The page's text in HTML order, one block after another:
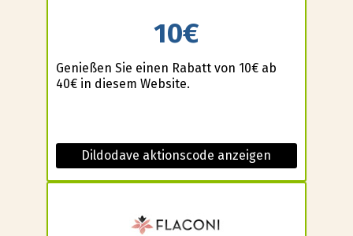
10€
Genießen Sie einen Rabatt von 10€ ab
40€ in diesem Website.
Dildodave aktionscode anzeigen